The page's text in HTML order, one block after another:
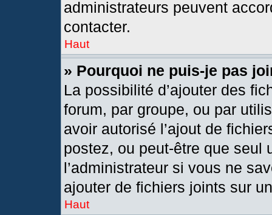
administrateurs peuvent
contacter.
Haut
» Pourquoi ne puis-je pas
La possibilité d’ajouter des
forum, par groupe, ou par
avoir autorisé l’ajout de
postez, ou peut-être que seul
l’administrateur si vous ne
ajouter de fichiers joints sur
Haut